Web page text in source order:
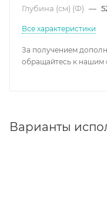
Глубина (см) (Ф) —
Все характеристики
За получением
обращайтесь к нашим
Варианты